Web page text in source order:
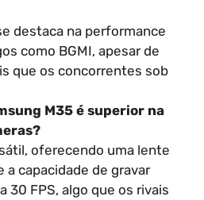
destaca na performance
como BGMI, apesar de
que os concorrentes sob
M35 é superior na
oferecendo uma lente
a capacidade de gravar
30 FPS, algo que os rivais